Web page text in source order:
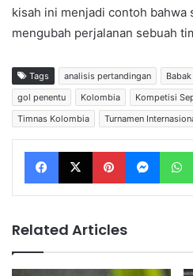
kisah ini menjadi contoh bahwa
mengubah perjalanan sebuah
Tags analisis pertandingan
gol penentu
Kolombia Kompetisi
Timnas Kolombia
Turnamen
Facebook X Pinterest Messenger
Related Articles